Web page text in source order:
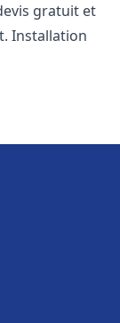
gratuit et
Installation